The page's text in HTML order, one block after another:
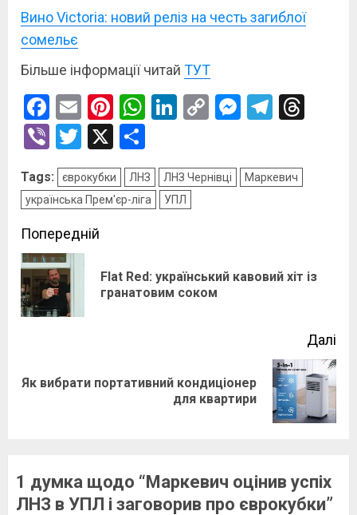
Вино Victoria: новий реліз на честь загиблої
сомельє
Більше інформації читай ТУТ
Facebook
EmailPinterest
WhatsApp
LinkedIn
Copy
ViberTwitter
X
Tags: єврокубки ЛНЗ ЛНЗ Чернівці
Маркевич
українська Прем'єр-ліга
УПЛ
Post
navigation
Попередній
Flat Red: український кавовий хіт із
гранатовим соком
Далі
Наступний
Як вибрати портативний кондиціонер
для квартири
1 думка щодо “Маркевич оцінив успіх
ЛНЗ в УПЛ і заговорив про єврокубки”